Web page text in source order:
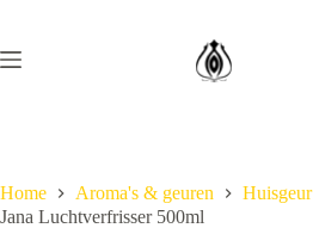
de
inhoud
Home Aroma's & geuren
Huisgeur
Jana Luchtverfrisser 500ml